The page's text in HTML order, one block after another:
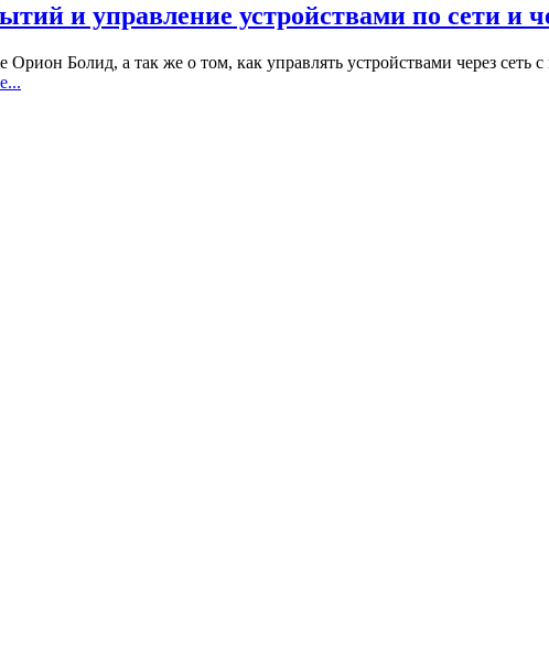
и управление устройствами по сети и
Болид, а так же о том, как управлять устройствами через сеть